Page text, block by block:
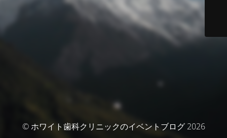
© ホワイト歯科クリニックのイベントブログ 2026